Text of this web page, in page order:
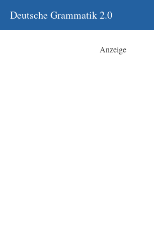
Inhalt
springen
Deutsche Grammatik 2.0
Anzeige